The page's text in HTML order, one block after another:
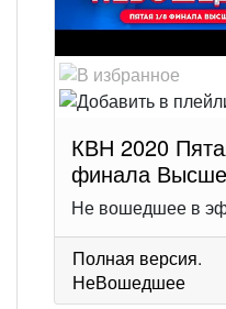
КВН 2020
финала
Не вошедшее в
Полная версия.
НеВошедшее